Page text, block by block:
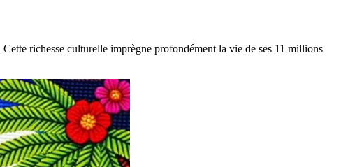
richesse culturelle imprègne profondément la vie de ses 11 millions